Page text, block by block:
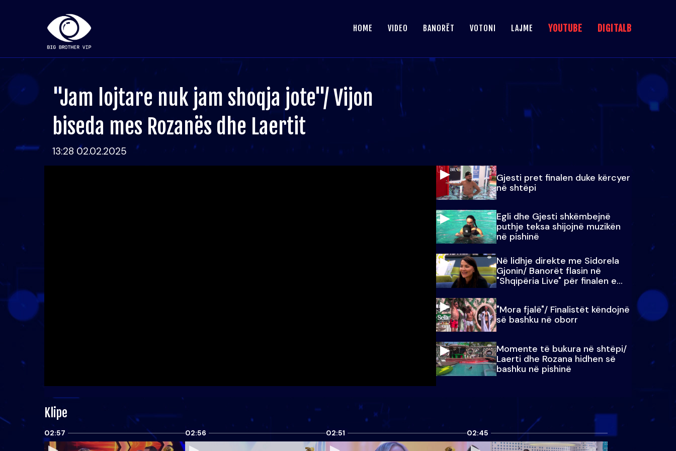
HOME VIDEO BANORËT VOTONI LAJME YOUTUBE DIGITALB
"Jam lojtare nuk jam shoqja jote"/ Vijon
biseda mes Rozanës dhe Laertit
13:28 02.02.2025
Gjesti pret finalen duke kërcyer
në shtëpi
Egli dhe Gjesti shkëmbejnë
puthje teksa shijojnë muzikën
në pishinë
Në lidhje direkte me Sidorela
Gjonin/ Banorët flasin në
"Shqipëria Live" për finalen e
madhe
"Mora fjalë"/ Finalistët këndojnë
së bashku në oborr
Momente të bukura në shtëpi/
Laerti dhe Rozana hidhen së
bashku në pishinë
Klipe
02:57 02:56 02:51 02:45